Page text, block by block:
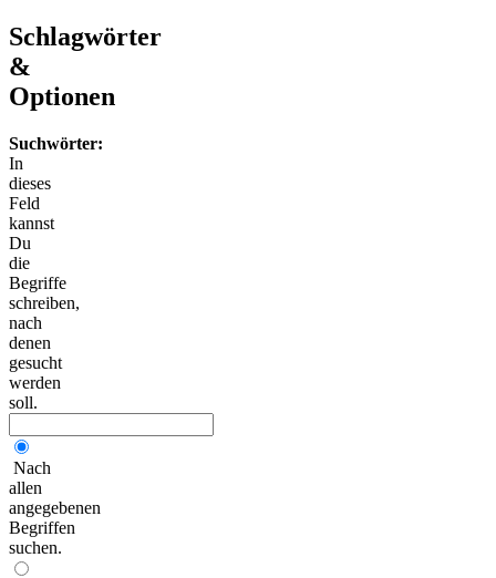
Schlagwörter
&
Optionen
Suchwörter:
In
dieses
Feld
kannst
Du
die
Begriffe
schreiben,
nach
denen
gesucht
werden
soll.
Nach
allen
angegebenen
Begriffen
suchen.